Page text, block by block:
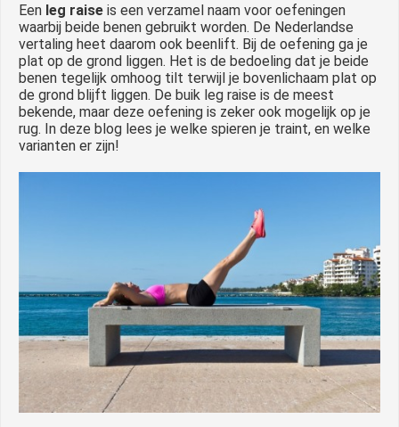
Een leg raise is een verzamel naam voor oefeningen
waarbij beide benen gebruikt worden. De Nederlandse
vertaling heet daarom ook beenlift. Bij de oefening ga je
plat op de grond liggen. Het is de bedoeling dat je beide
benen tegelijk omhoog tilt terwijl je bovenlichaam plat op
de grond blijft liggen. De buik leg raise is de meest
bekende, maar deze oefening is zeker ook mogelijk op je
rug. In deze blog lees je welke spieren je traint, en welke
varianten er zijn!